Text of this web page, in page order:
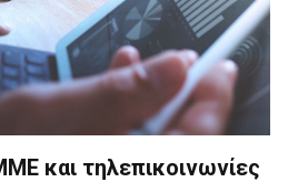
και τηλεπικοινωνίες